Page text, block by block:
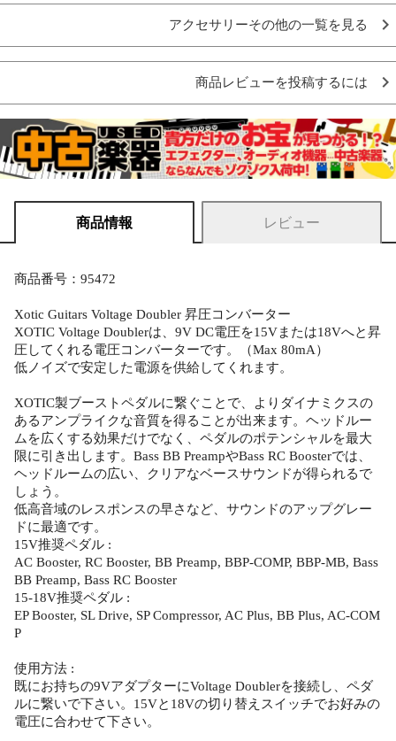
アクセサリーその他の一覧を見る
商品レビューを投稿するには
商品情報 レビュー
商品番号：95472
Xotic Guitars Voltage Doubler 昇圧コンバーター
XOTIC Voltage Doublerは、9V DC電圧を15Vまたは18Vへと昇
圧してくれる電圧コンバーターです。（Max 80mA）
低ノイズで安定した電源を供給してくれます。
XOTIC製ブーストペダルに繋ぐことで、よりダイナミクスの
あるアンプライクな音質を得ることが出来ます。ヘッドルー
ムを広くする効果だけでなく、ペダルのポテンシャルを最大
限に引き出します。Bass BB PreampやBass RC Boosterでは、
ヘッドルームの広い、クリアなベースサウンドが得られるで
しょう。
低高音域のレスポンスの早さなど、サウンドのアップグレー
ドに最適です。
15V推奨ペダル :
AC Booster, RC Booster, BB Preamp, BBP-COMP, BBP-MB, Bass
BB Preamp, Bass RC Booster
15-18V推奨ペダル :
EP Booster, SL Drive, SP Compressor, AC Plus, BB Plus, AC-COM
P
使用方法 :
既にお持ちの9VアダプターにVoltage Doublerを接続し、ペダ
ルに繋いで下さい。15Vと18Vの切り替えスイッチでお好みの
電圧に合わせて下さい。